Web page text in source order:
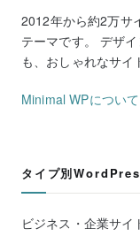
2012年から約2万サ
テーマです。 デザ
も、おしゃれなサイ
Minimal WPについ
タイプ別
ビジネス・企業サイ